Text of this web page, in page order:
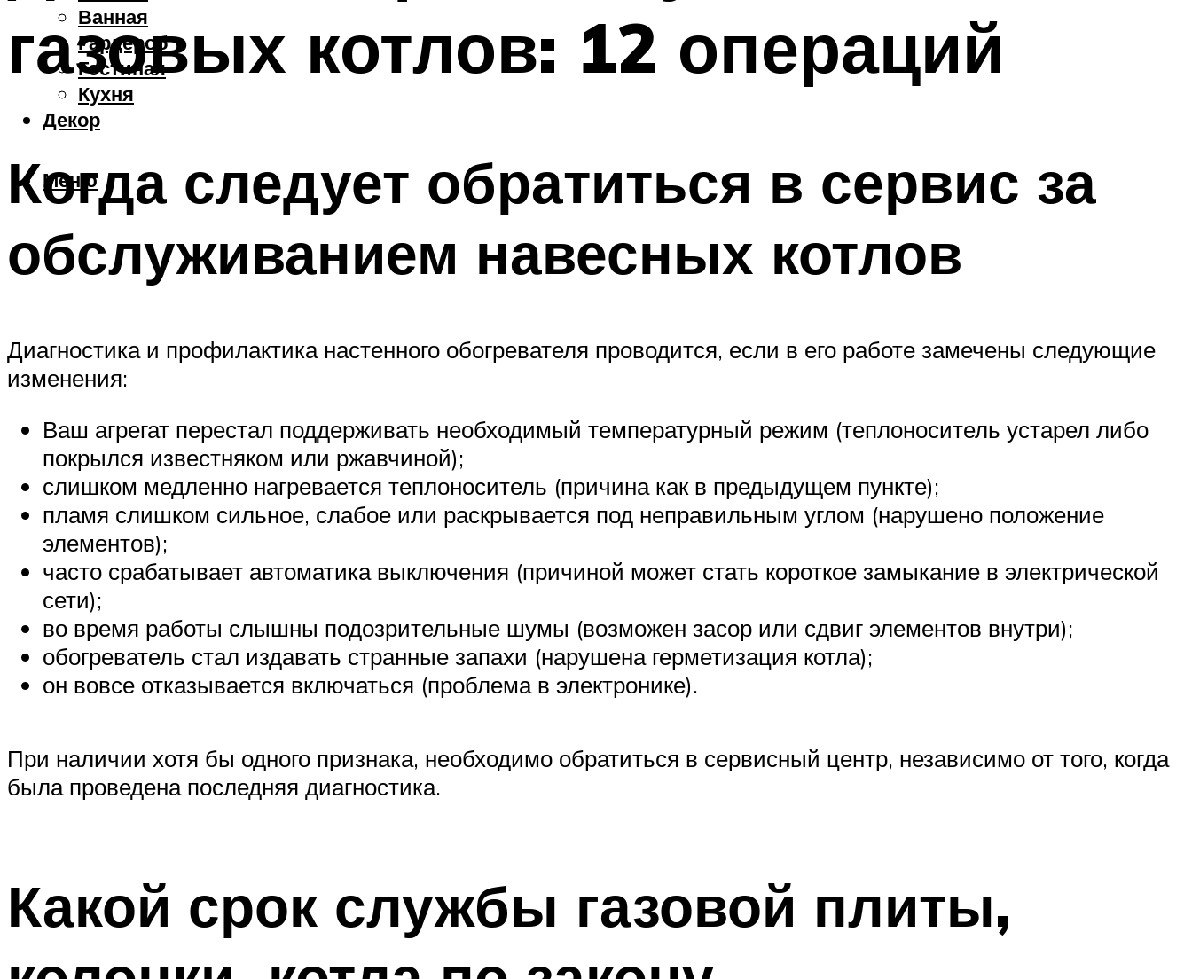
Ванная
Гардероб
Гостиная
Кухня
Декор
Меню
газовых котлов: 12 операций
Когда следует обратиться в сервис за
обслуживанием навесных котлов
Диагностика и профилактика настенного обогревателя проводится, если в его работе замечены следующие
изменения:
Ваш агрегат перестал поддерживать необходимый температурный режим (теплоноситель устарел либо
покрылся известняком или ржавчиной);
слишком медленно нагревается теплоноситель (причина как в предыдущем пункте);
пламя слишком сильное, слабое или раскрывается под неправильным углом (нарушено положение
элементов);
часто срабатывает автоматика выключения (причиной может стать короткое замыкание в электрической
сети);
во время работы слышны подозрительные шумы (возможен засор или сдвиг элементов внутри);
обогреватель стал издавать странные запахи (нарушена герметизация котла);
он вовсе отказывается включаться (проблема в электронике).
При наличии хотя бы одного признака, необходимо обратиться в сервисный центр, независимо от того, когда
была проведена последняя диагностика.
Какой срок службы газовой плиты,